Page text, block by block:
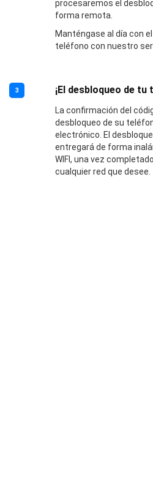
procesaremos el
forma remota.
Manténgase al día con
teléfono con nuestro
3 ¡El desbloqueo de
La confirmación del
desbloqueo de su
electrónico. El
entregará de forma
WIFI, una vez
cualquier red que desee.